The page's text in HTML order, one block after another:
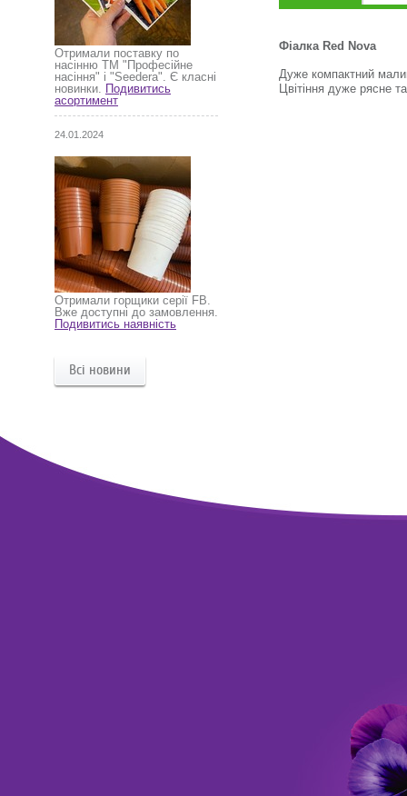
Отримали поставку по
насінню ТМ "Професійне
насіння" і "Seedera". Є класні
новинки. Подивитись
асортимент
24.01.2024
Отримали горщики серії FB.
Вже доступні до замовлення.
Подивитись наявність
Всі новини
Фіалка Red Nova
Дуже компактний
Цвітіння дуже рясне